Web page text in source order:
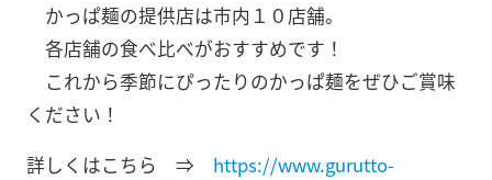
かっぱ麺の提供店は市内１０店舗。
各店舗の食べ比べがおすすめです！
これから季節にぴったりのかっぱ麺をぜひご賞味
ください！
詳しくはこちら ⇒ https://www.gurutto-